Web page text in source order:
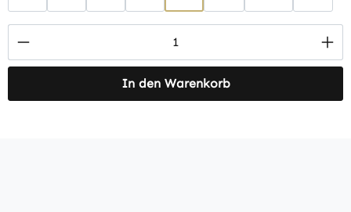
Produkt Anzahl: Gib den gewünschten
In den Warenkorb